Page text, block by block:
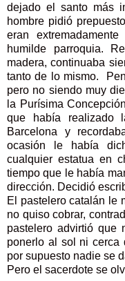
dejado el santo más
hombre pidió
eran
humilde parroquia.
madera, continuaba
tanto de lo mismo.
pero no siendo muy
la Purísima
que había
Barcelona y
ocasión le había
cualquier estatua en
tiempo que le había
dirección. Decidió
El pastelero catalán le
no quiso cobrar,
pastelero advirtió que
ponerlo al sol ni cerca
por supuesto nadie se
Pero el sacerdote se